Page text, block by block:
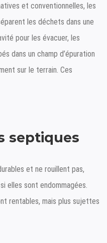
et conventionnelles, les
les déchets dans une
pour les évacuer, les
dans un champ d’épuration
sur le terrain. Ces
septiques
et ne rouillent pas,
elles sont endommagées.
rentables, mais plus sujettes